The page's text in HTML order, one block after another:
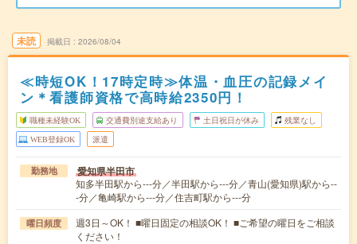
未読 掲載日 2026/08/04
≪時短OK！17時定時≫体温・血圧の記録メイ
ン＊看護師資格で高時給2350円！
職種未経験OK 交通費別途支給あり 土日祝日が休み 残業なし
WEB登録OK 派遣
勤務地 愛知県半田市
知多半田駅から---分／半田駅から---分／青山(愛知県)駅から--
-分／亀崎駅から---分／住吉町駅から---分
曜日頻度
週3日～OK！ ■曜日固定の相談OK！ ■ご希望の曜日をご相談
ください！